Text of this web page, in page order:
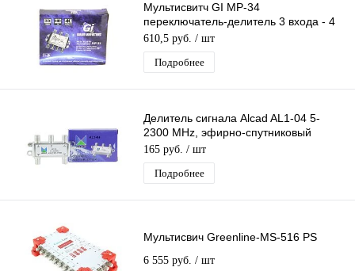
Мультисвитч GI MP-34
переключатель-делитель 3 входа - 4
выходов
610,5 руб. / шт
Подробнее
Делитель сигнала Alcad AL1-04 5-
2300 MHz, эфирно-спутниковый
делитель сигнала тв на 4 F-выхода
165 руб. / шт
Подробнее
Мультисвич Greenline-MS-516 PS
6 555 руб. / шт